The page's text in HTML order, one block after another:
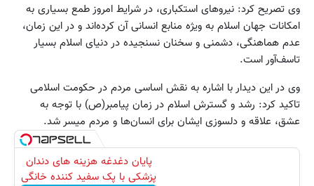
وی تصریح کرد: نیروهای استکباری، در شرایط امروز طمع بسیاری به
امکانات جهان اسلام به ویژه منابع انسانی آن کرده‌اند و در این زمان،
عدم هماهنگی، دشمنی و سخنان نسنجیده در دنیای اسلام بسیار
تاسف‌آور است.
وی در این دیدار با اشاره به نقش اساسی مردم در حکومت اسلامی
تاکید کرد: رشد و گسترش اسلام در زمان پیامبر(ص) با توجه به
عشق، علاقه و دلسوزی ایشان برای انسان‌ها و مردم میسر شد.
پایان دغدغه هزینه های دندان
پزشکی با پک سفید کننده خانگی